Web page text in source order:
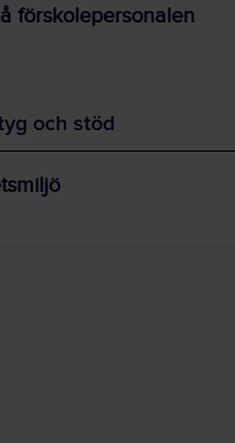
förskolepersonalen
och stöd